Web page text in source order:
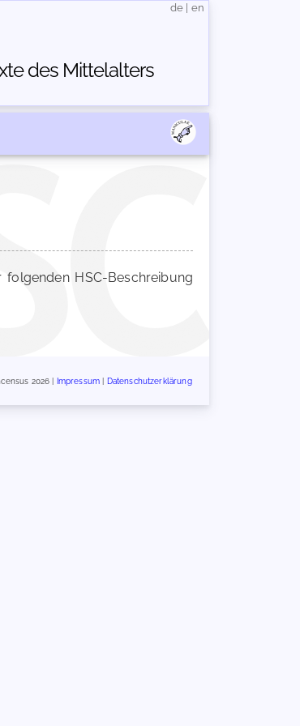
des Mittelalters
de en
HSC-Beschreibung
2026 | Impressum Datenschutzerklärung